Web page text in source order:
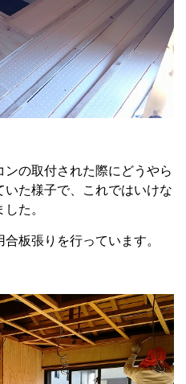
の取付された際にどうやら
た様子で、これではいけな
た。
板張りを行っています。